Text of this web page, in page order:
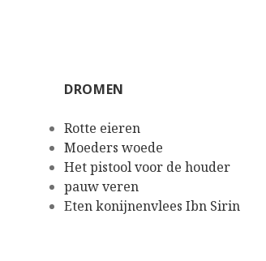
DROMEN
Rotte eieren
Moeders woede
Het pistool voor de houder
pauw veren
Eten konijnenvlees Ibn Sirin